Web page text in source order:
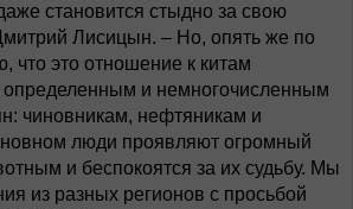
становится стыдно за свою
Лисицын. – Но, опять же по
что это отношение к китам
и немногочисленным
чиновникам, нефтяникам и
люди проявляют огромный
и беспокоятся за их судьбу. Мы
из разных регионов с просьбой